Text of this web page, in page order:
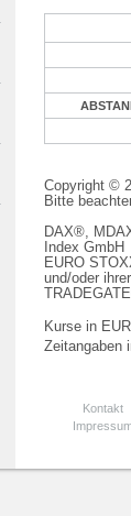
Copyright ©
Bitte
DAX®,
Index GmbH
EURO
und/oder
Kurse in
Zeitangaben
Kontakt